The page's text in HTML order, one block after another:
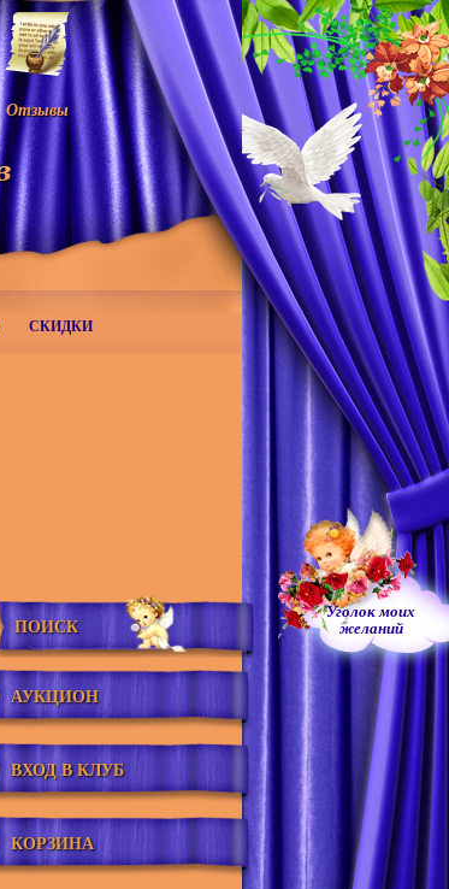
Отзывы
СКИДКИ
Уголок моих
желаний
ПОИСК
АУКЦИОН
ВХОД В КЛУБ
КОРЗИНА